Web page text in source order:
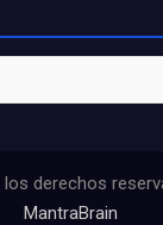
derechos
MantraBrain